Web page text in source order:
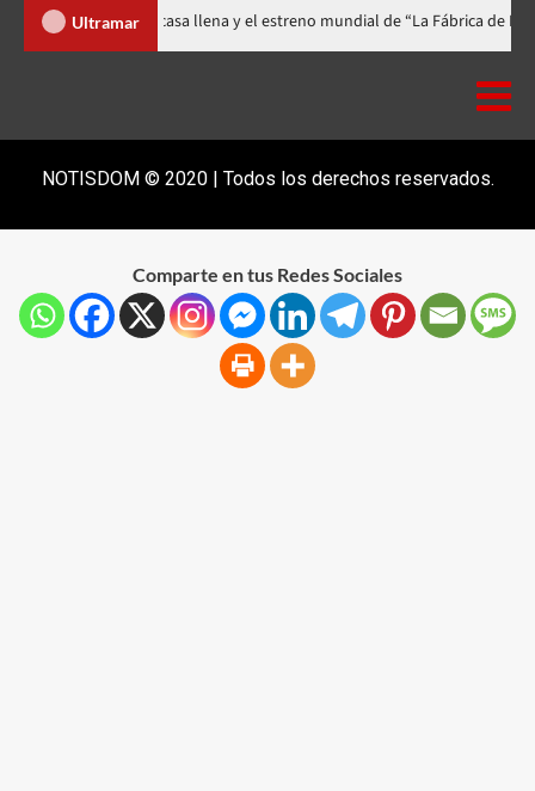
Ultramar
celebra 15 años con una gala a casa llena y el estreno mundial de “La
NOTISDOM © 2020 | Todos los derechos reservados.
Comparte en tus Redes Sociales